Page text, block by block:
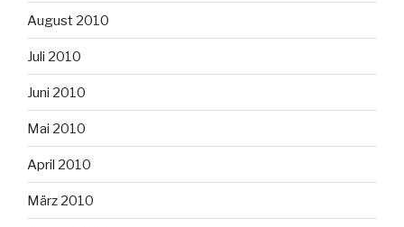
August 2010
Juli 2010
Juni 2010
Mai 2010
April 2010
März 2010